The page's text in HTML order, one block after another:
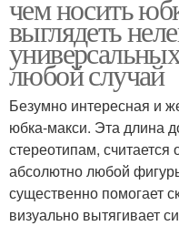
чем носить
выглядеть
любой случай
Безумно интересная и
юбка-макси. Эта длина
стереотипам,
абсолютно любой
существенно помогает
визуально вытягивает